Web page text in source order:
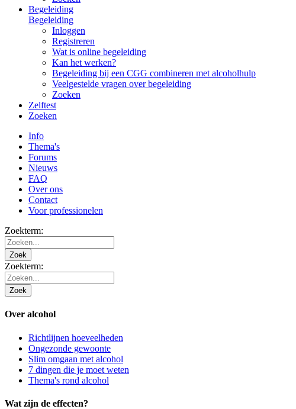
Begeleiding
Begeleiding
Inloggen
Registreren
Wat is online begeleiding
Kan het werken?
Begeleiding bij een CGG combineren met alcoholhulp
Veelgestelde vragen over begeleiding
Zoeken
Zelftest
Zoeken
Info
Thema's
Forums
Nieuws
FAQ
Over ons
Contact
Voor professionelen
Zoekterm:
Zoek
Zoekterm:
Zoek
Over alcohol
Richtlijnen hoeveelheden
Ongezonde gewoonte
Slim omgaan met alcohol
7 dingen die je moet weten
Thema's rond alcohol
Wat zijn de effecten?